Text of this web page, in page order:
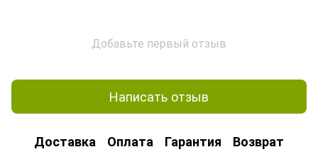
Добавьте первый отзыв
Написать отзыв
Доставка Оплата Гарантия Возврат